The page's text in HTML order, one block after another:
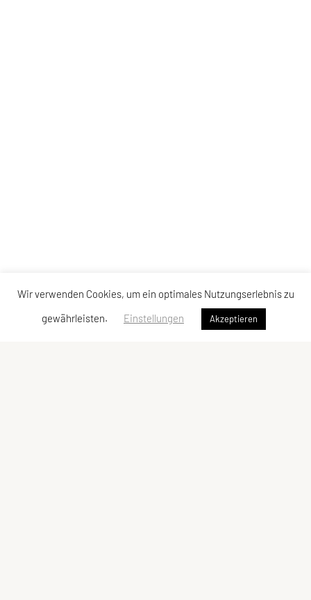
Wir verwenden Cookies, um ein optimales Nutzungserlebnis zu
gewährleisten.
Einstellungen Akzeptieren